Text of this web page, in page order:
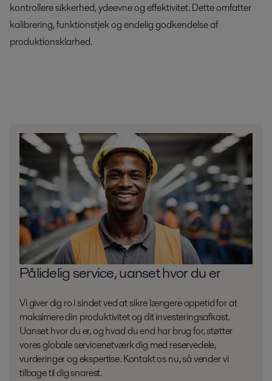
kontrollere sikkerhed, ydeevne og effektivitet. Dette omfatter
kalibrering, funktionstjek og endelig godkendelse af
produktionsklarhed.
Pålidelig service, uanset hvor du er
Vi giver dig ro i sindet ved at sikre længere oppetid for at
maksimere din produktivitet og dit investeringsafkast.
Uanset hvor du er, og hvad du end har brug for, støtter
vores globale servicenetværk dig med reservedele,
vurderinger og ekspertise. Kontakt os nu, så vender vi
tilbage til dig snarest.